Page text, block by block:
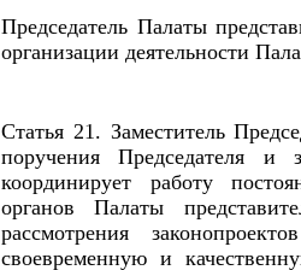
Председатель Палаты
организации деятельности
Статья 21. Заместитель
поручения Председателя и
координирует работу
органов Палаты
рассмотрения
своевременную и